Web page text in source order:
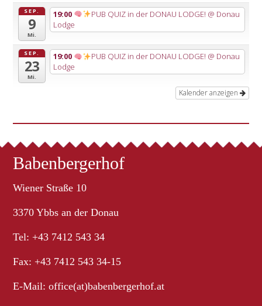
SEP.
9
Mi.
19:00 PUB QUIZ in der DONAU LODGE! @ Donau
Lodge
SEP.
23
Mi.
19:00 PUB QUIZ in der DONAU LODGE! @ Donau
Lodge
Kalender anzeigen
Babenbergerhof
Wiener Straße 10
3370 Ybbs an der Donau
Tel: +43 7412 543 34
Fax: +43 7412 543 34-15
E-Mail:office(at)babenbergerhof.at